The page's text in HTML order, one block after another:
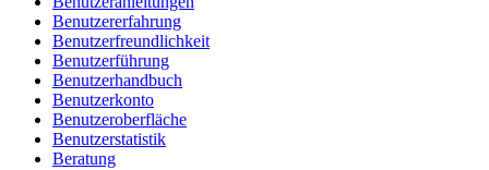
Benutzererfahrung
Benutzerfreundlichkeit
Benutzerführung
Benutzerhandbuch
Benutzerkonto
Benutzeroberfläche
Benutzerstatistik
Beratung